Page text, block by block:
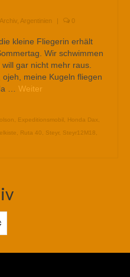
Archiv Argentinien | 0
kleine Fliegerin erhält
Wir schwimmen
gar nicht mehr raus.
meine Kugeln fliegen
… Weiter
Expeditionsmobil Honda Dax
Ruta 40 Steyr, Steyr12M18